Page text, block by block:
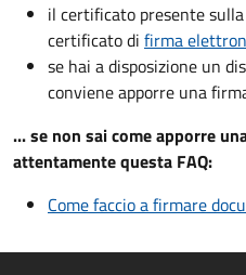
il certificato presente sulla
certificato di firma
se hai a disposizione un
conviene apporre una
... se non sai come apporre
attentamente questa FAQ:
Come faccio a firmare